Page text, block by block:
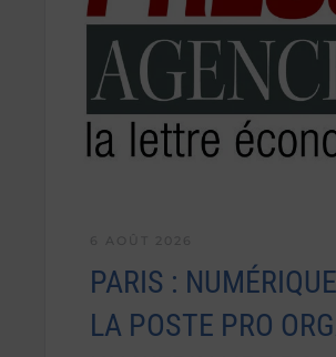
PARIS :
LA POSTE PRO